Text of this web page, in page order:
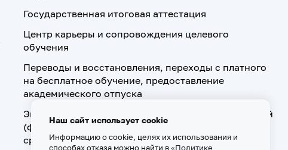
Государственная итоговая аттестация
Центр карьеры и сопровождения целевого
обучения
Переводы и восстановления, переходы с платного
на бесплатное обучение, предоставление
академического отпуска
Экзамен по допуску к осуществлению медицинской
(фармацевтической) деятельности на должностях
среднего медицинского (фармацевтического)
Наш сайт использует cookie
Информацию о cookie, целях их использования и
способах отказа можно найти в«Политике